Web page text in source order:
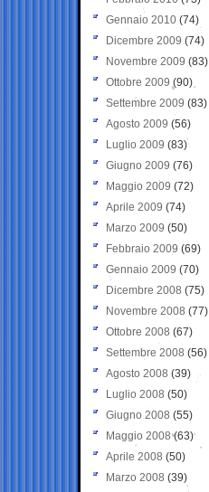
Gennaio 2010 (74)
Dicembre 2009 (74)
Novembre 2009 (83)
Ottobre 2009 (90)
Settembre 2009 (83)
Agosto 2009 (56)
Luglio 2009 (83)
Giugno 2009 (76)
Maggio 2009 (72)
Aprile 2009 (74)
Marzo 2009 (50)
Febbraio 2009 (69)
Gennaio 2009 (70)
Dicembre 2008 (75)
Novembre 2008 (77)
Ottobre 2008 (67)
Settembre 2008 (56)
Agosto 2008 (39)
Luglio 2008 (50)
Giugno 2008 (55)
Maggio 2008(63)
Aprile 2008 (50)
Marzo 2008 (39)